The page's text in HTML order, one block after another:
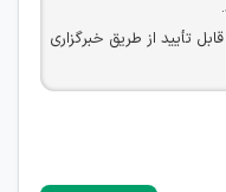
تأیید از طریق خبرگزاری
طریقی قصد مأیوس کردن